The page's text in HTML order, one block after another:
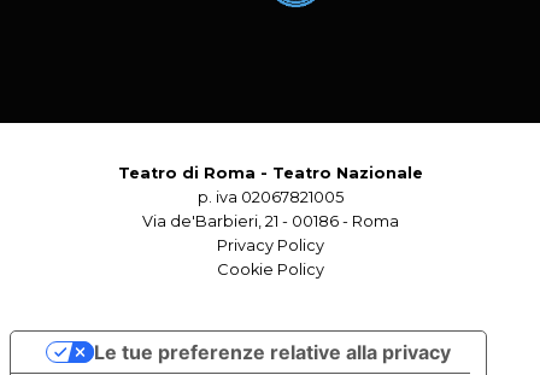
Teatro di Roma - Teatro Nazionale
p. iva 02067821005
Via de'Barbieri, 21 - 00186 - Roma
Privacy Policy
Cookie Policy
Le tue preferenze relative alla privacy